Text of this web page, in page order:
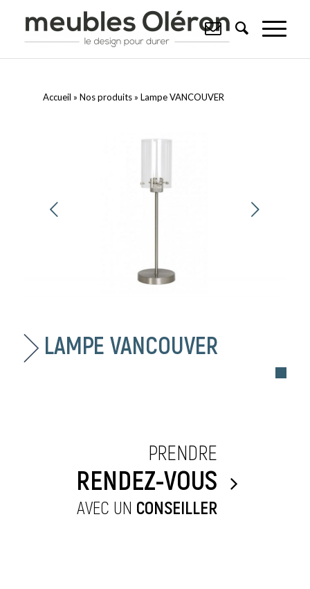
Accueil »Nos produits »Lampe VANCOUVER
LAMPE VANCOUVER
PRENDRE
RENDEZ-VOUS
AVEC UN CONSEILLER